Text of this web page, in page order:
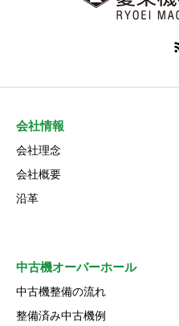
会社情報
会社理念
会社概要
沿革
中古機オーバーホール
中古機整備の流れ
整備済み中古機例